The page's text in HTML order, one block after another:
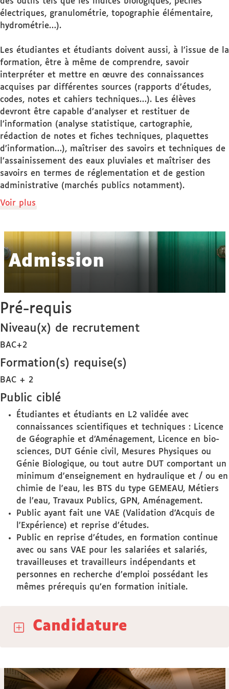
électriques, granulométrie, topographie élémentaire,
hydrométrie…).
Les étudiantes et étudiants doivent aussi, à l’issue de la
formation, être à même de comprendre, savoir
interpréter et mettre en œuvre des connaissances
acquises par différentes sources (rapports d’études,
codes, notes et cahiers techniques…). Les élèves
devront être capable d’analyser et restituer de
l’information (analyse statistique, cartographie,
rédaction de notes et fiches techniques, plaquettes
d’information…), maîtriser des savoirs et techniques de
l’assainissement des eaux pluviales et maîtriser des
savoirs en termes de réglementation et de gestion
administrative (marchés publics notamment).
Voir plus
Admission
Pré-requis
Niveau(x) de recrutement
BAC+2
Formation(s) requise(s)
BAC + 2
Public ciblé
Étudiantes et étudiants en L2 validée avec
connaissances scientifiques et techniques : Licence
de Géographie et d’Aménagement, Licence en bio-
sciences, DUT Génie civil, Mesures Physiques ou
Génie Biologique, ou tout autre DUT comportant un
minimum d'enseignement en hydraulique et / ou en
chimie de l'eau, les BTS du type GEMEAU, Métiers
de l’eau, Travaux Publics, GPN, Aménagement.
Public ayant fait une VAE (Validation d'Acquis de
l'Expérience) et reprise d’études.
Public en reprise d’études, en formation continue
avec ou sans VAE pour les salariées et salariés,
travailleuses et travailleurs indépendants et
personnes en recherche d’emploi possédant les
mêmes prérequis qu’en formation initiale.
Candidature